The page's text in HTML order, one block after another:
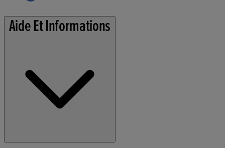
Aide Et Informations